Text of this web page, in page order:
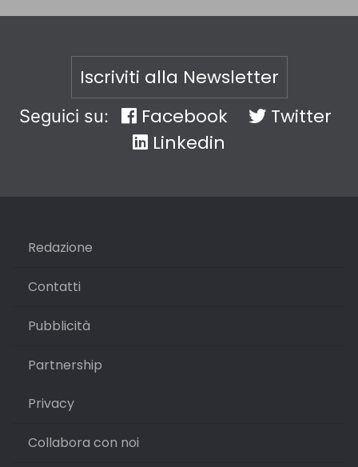
Iscriviti alla Newsletter
Seguici su: Facebook
Twitter
Linkedin
Redazione
Contatti
Pubblicità
Partnership
Privacy
Collabora con noi